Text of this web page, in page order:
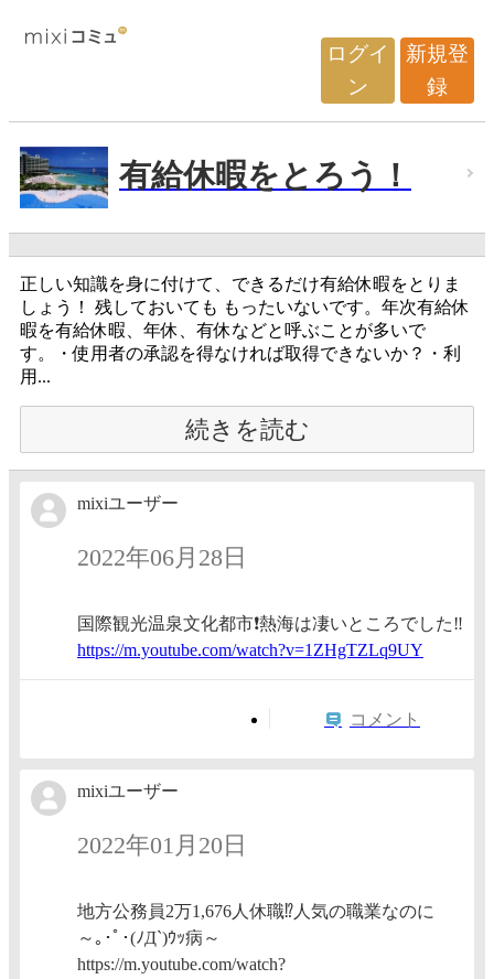
ログイ
ン
新規登
録
有給休暇をとろう！
正しい知識を身に付けて、できるだけ有給休暇をとりま
しょう！ 残しておいても もったいないです。年次有給休
暇を有給休暇、年休、有休などと呼ぶことが多いで
す。・使用者の承認を得なければ取得できないか？・利
用...
続きを読む
mixiユーザー
2022年06月28日
国際観光温泉文化都市❗️熱海は凄いところでした‼️
https://m.youtube.com/watch?v=1ZHgTZLq9UY
コメント
mixiユーザー
2022年01月20日
地方公務員2万1,676人休職⁉️人気の職業なのに
～｡･ﾟ･(ﾉД`)ｳｯ病～
https://m.youtube.com/watch?